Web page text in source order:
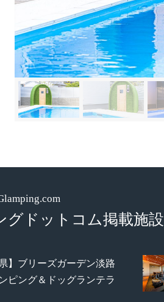
グドットコム掲載施設
県】ブリーズガーデン淡路
ピング＆ドッグランテラ